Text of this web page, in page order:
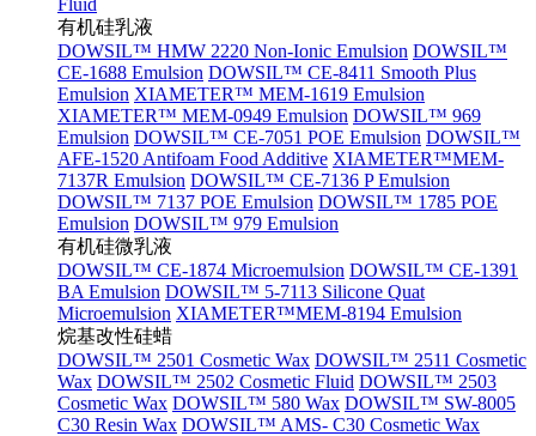
Fluid
有机硅乳液
DOWSIL™ HMW 2220 Non-Ionic Emulsion DOWSIL™
CE-1688 Emulsion DOWSIL™ CE-8411 Smooth Plus
Emulsion XIAMETER™ MEM-1619 Emulsion
XIAMETER™ MEM-0949 Emulsion DOWSIL™ 969
Emulsion DOWSIL™ CE-7051 POE Emulsion DOWSIL™
AFE-1520 Antifoam Food Additive XIAMETER™MEM-
7137R Emulsion DOWSIL™ CE-7136 P Emulsion
DOWSIL™ 7137 POE Emulsion DOWSIL™ 1785 POE
Emulsion DOWSIL™ 979 Emulsion
有机硅微乳液
DOWSIL™ CE-1874 Microemulsion DOWSIL™ CE-1391
BA Emulsion DOWSIL™ 5-7113 Silicone Quat
Microemulsion XIAMETER™MEM-8194 Emulsion
烷基改性硅蜡
DOWSIL™ 2501 Cosmetic Wax DOWSIL™ 2511 Cosmetic
Wax DOWSIL™ 2502 Cosmetic Fluid DOWSIL™ 2503
Cosmetic Wax DOWSIL™ 580 Wax DOWSIL™ SW-8005
C30 Resin Wax DOWSIL™ AMS- C30 Cosmetic Wax